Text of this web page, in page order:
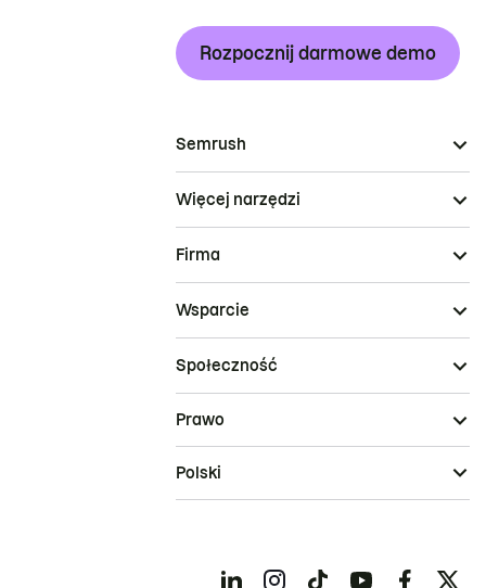
Rozpocznij darmowe demo
Semrush
Więcej narzędzi
Firma
Wsparcie
Społeczność
Prawo
Polski